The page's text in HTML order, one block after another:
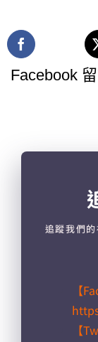
Facebook
追蹤我們
【
【